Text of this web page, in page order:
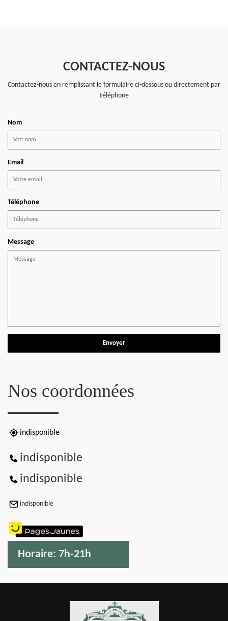
CONTACTEZ-NOUS
Contactez-nous en remplissant le formulaire ci-dessous ou directement par
téléphone
Nom
Email
Téléphone
Message
Nos coordonnées
indisponible
indisponible
indisponible
indisponible
Horaire: 7h-21h